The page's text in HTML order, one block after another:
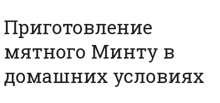
Приготовление
мятного Минту в
домашних условиях